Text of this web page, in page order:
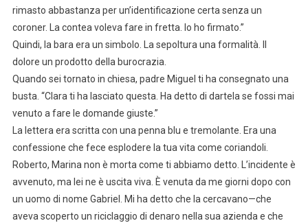
rimasto abbastanza per un’identificazione certa senza un
coroner. La contea voleva fare in fretta. Io ho firmato.”
Quindi, la bara era un simbolo. La sepoltura una formalità. Il
dolore un prodotto della burocrazia.
Quando sei tornato in chiesa, padre Miguel ti ha consegnato una
busta. “Clara ti ha lasciato questa. Ha detto di dartela se fossi mai
venuto a fare le domande giuste.”
La lettera era scritta con una penna blu e tremolante. Era una
confessione che fece esplodere la tua vita come coriandoli.
Roberto, Marina non è morta come ti abbiamo detto. L’incidente è
avvenuto, ma lei ne è uscita viva. È venuta da me giorni dopo con
un uomo di nome Gabriel. Mi ha detto che la cercavano—che
aveva scoperto un riciclaggio di denaro nella sua azienda e che